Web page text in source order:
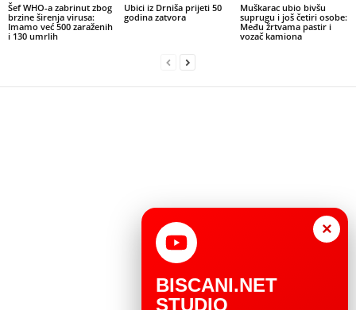
Šef WHO-a zabrinut zbog
brzine širenja virusa:
Imamo već 500 zaraženih
i 130 umrlih
Ubici iz Drniša prijeti 50
godina zatvora
Muškarac ubio bivšu
suprugu i još četiri osobe:
Među žrtvama pastir i
vozač kamiona
×
BISCANI.NET
STUDIO